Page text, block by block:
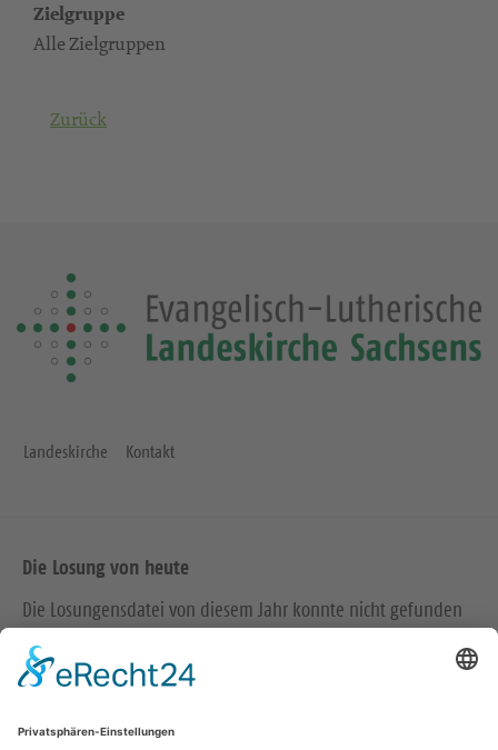
Zielgruppe
Alle Zielgruppen
Zurück
Landeskirche Kontakt
Die Losung von heute
Die Losungensdatei von diesem Jahr konnte nicht gefunden
werden. Wie das Problem gelöst werden kann, können Sie
hiernachlesen.